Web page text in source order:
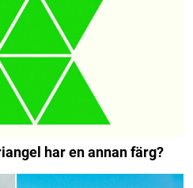
har en annan färg?